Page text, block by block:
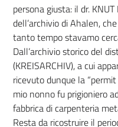
persona giusta: il dr.
dell’archivio di Ahalen,
tanto tempo stavamo
Dall’archivio storico del
(KREISARCHIV), a cui
ricevuto dunque la
mio nonno fu prigioniero
fabbrica di carpenteria
Resta da ricostruire il